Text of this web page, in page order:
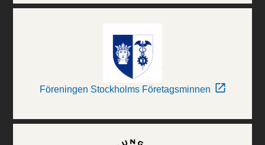
Föreningen Stockholms Företagsminnen